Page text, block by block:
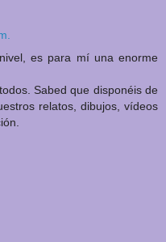
es para mí una enorme
Sabed que disponéis de
relatos, dibujos, vídeos